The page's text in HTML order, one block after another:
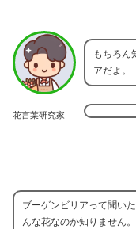
花言葉研究家
もちろん
アだよ。
ブーゲンビリアって聞い
んな花なのか知りません。